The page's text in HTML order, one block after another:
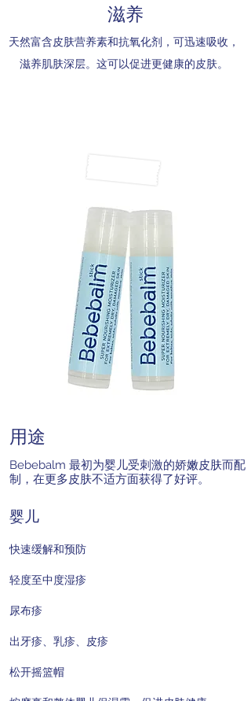
滋养
天然富含皮肤营养素和抗氧化剂，可迅速吸收，
滋养肌肤深层。这可以促进更健康的皮肤。
用途
Bebebalm 最初为婴儿受刺激的娇嫩皮肤而配
制，在更多皮肤不适方面获得了好评。
婴儿
快速缓解和预防
轻度至中度湿疹
尿布疹
出牙疹、乳疹、皮疹
松开摇篮帽